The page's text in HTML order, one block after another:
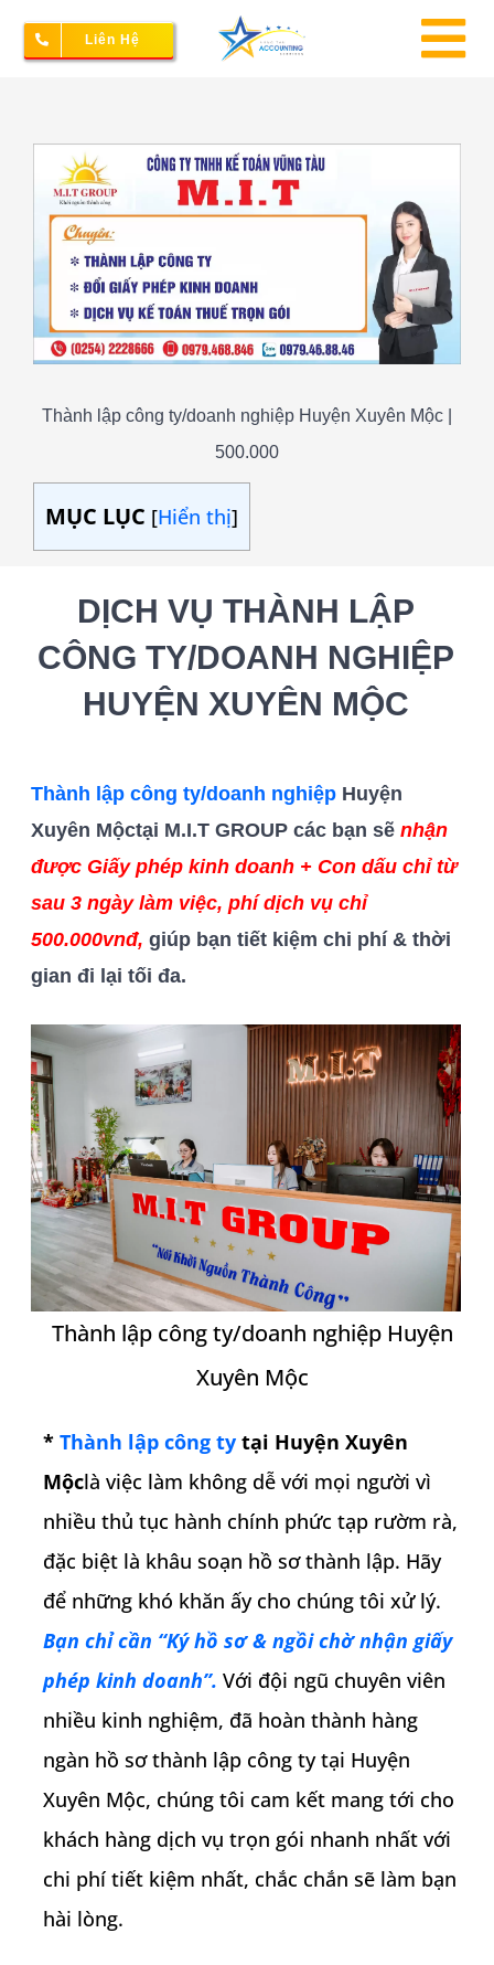
Liên Hệ
Thành lập doanh nghiệp
Dịch vụ doanh nghiệp
Larger
Image
Thành lập công ty/doanh nghiệp Huyện Xuyên Mộc |
500.000
MỤC LỤC [Hiển thị]
DỊCH VỤ THÀNH LẬP
CÔNG TY/DOANH NGHIỆP
HUYỆN XUYÊN MỘC
Thành lập công ty/doanh nghiệp Huyện
Xuyên Mộctại M.I.T GROUP các bạn sẽ nhận
được Giấy phép kinh doanh + Con dấu chỉ từ
sau 3 ngày làm việc, phí dịch vụ chỉ
500.000vnđ, giúp bạn tiết kiệm chi phí & thời
gian đi lại tối đa.
Thành lập công ty/doanh nghiệp Huyện
Xuyên Mộc
* Thành lập công tytại Huyện Xuyên
Mộclà việc làm không dễ với mọi người vì
nhiều thủ tục hành chính phức tạp rườm rà,
đặc biệt là khâu soạn hồ sơ thành lập. Hãy
để những khó khăn ấy cho chúng tôi xử lý.
Bạn chỉ cần “Ký hồ sơ & ngồi chờ nhận giấy
phép kinh doanh”. Với đội ngũ chuyên viên
nhiều kinh nghiệm, đã hoàn thành hàng
ngàn hồ sơ thành lập công ty tại Huyện
Xuyên Mộc, chúng tôi cam kết mang tới cho
khách hàng dịch vụ trọn gói nhanh nhất với
chi phí tiết kiệm nhất, chắc chắn sẽ làm bạn
hài lòng.